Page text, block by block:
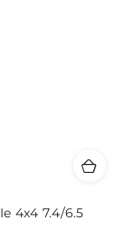
4x4 7.4/6.5